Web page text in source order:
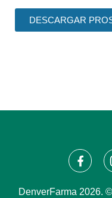
DESCARGAR
DenverFarma 2026.